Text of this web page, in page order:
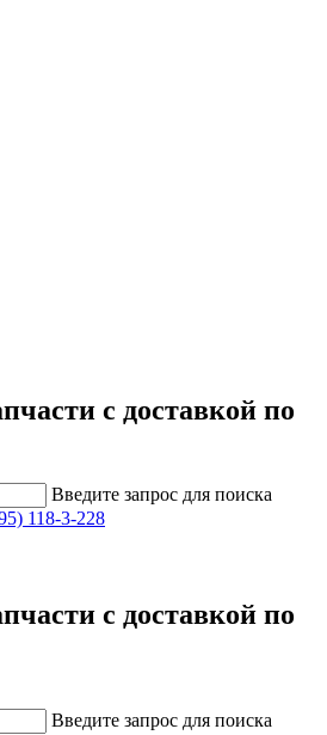
с доставкой по
Введите запрос для поиска
118-3-228
с доставкой по
Введите запрос для поиска